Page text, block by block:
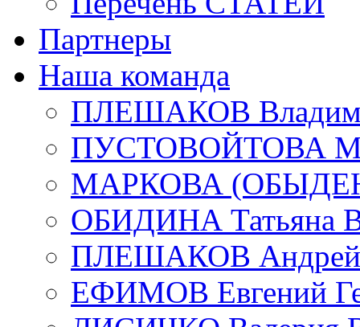
Партнеры
Наша команда
ПЛЕШАКОВ
ПУСТОВОЙТОВА
МАРКОВА
ОБИДИНА Татьяна
ПЛЕШАКОВ Андрей
ЕФИМОВ Евгений